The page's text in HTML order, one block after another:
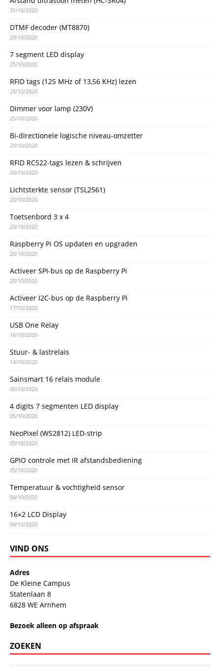
31/10/2020
DTMF decoder (MT8870)
29/10/2020
7 segment LED display
25/10/2020
RFID tags (125 MHz of 13,56 KHz) lezen
25/10/2020
Dimmer voor lamp (230V)
25/10/2020
Bi-directionele logische niveau-omzetter
23/10/2020
RFID RC522-tags lezen & schrijven
20/10/2020
Lichtsterkte sensor (TSL2561)
20/10/2020
Toetsenbord 3 x 4
20/10/2020
Raspberry Pi OS updaten en upgraden
20/10/2020
Activeer SPI-bus op de Raspberry Pi
20/10/2020
Activeer I2C-bus op de Raspberry Pi
17/10/2020
USB One Relay
16/10/2020
Stuur- & lastrelais
14/10/2020
Sainsmart 16 relais module
05/10/2020
4 digits 7 segmenten LED display
05/10/2020
NeoPixel (WS2812) LED-strip
05/10/2020
GPIO controle met IR afstandsbediening
05/10/2020
Temperatuur & vochtigheid sensor
04/10/2020
16×2 LCD Display
04/10/2020
VIND ONS
Adres
De Kleine Campus
Statenlaan 8
6828 WE Arnhem
Bezoek alleen op afspraak
ZOEKEN